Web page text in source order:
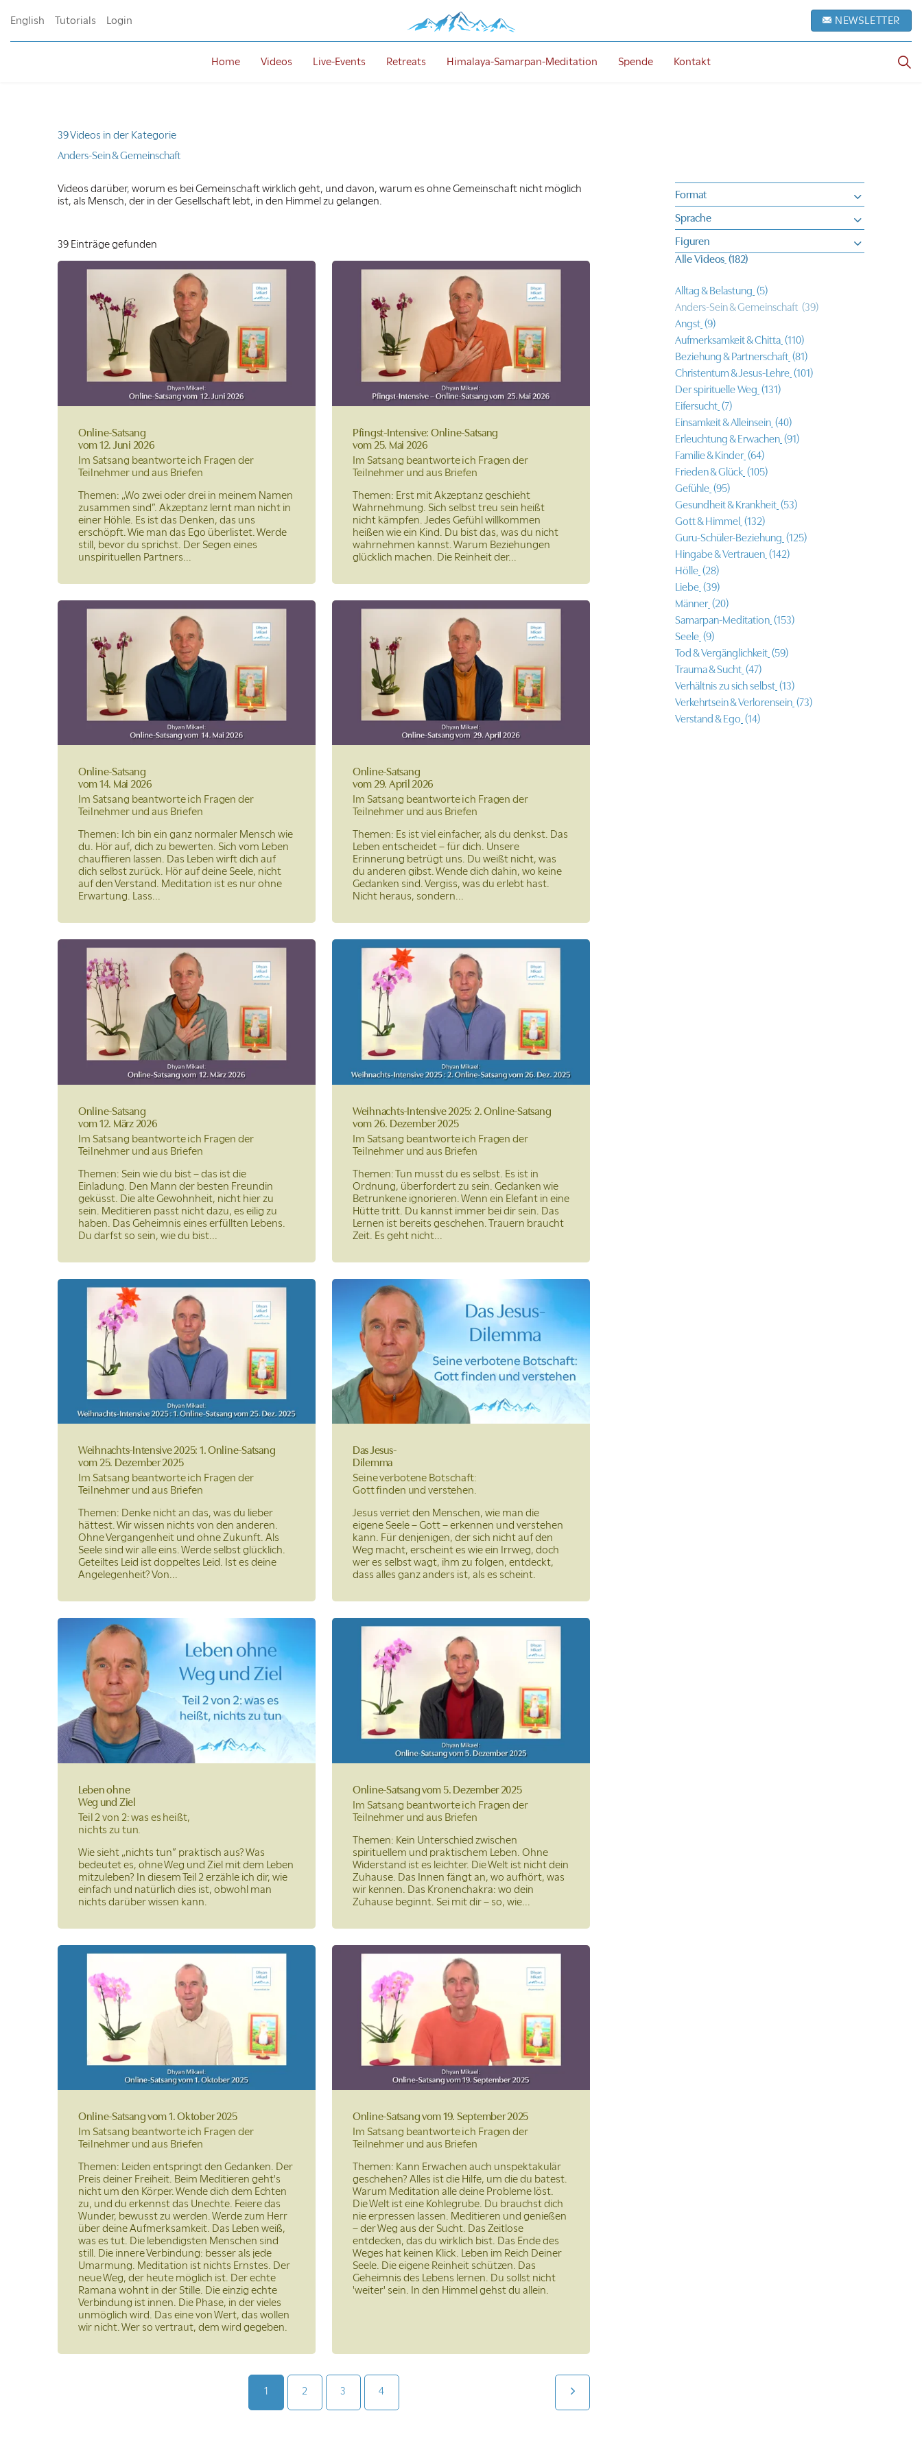
Home Videos Live-Events Retreats Himalaya-Samarpan-Meditation Spende Kontakt
English Tutorials Login NEWSLETTER
39 Videos in der Kategorie
Anders-Sein & Gemeinschaft
Videos darüber, worum es bei Gemeinschaft wirklich geht, und davon, warum es ohne Gemeinschaft nicht möglich
ist, als Mensch, der in der Gesellschaft lebt, in den Himmel zu gelangen.
39 Einträge gefunden
Online-Satsang
vom 12. Juni 2026
Im Satsang beantworte ich Fragen der
Teilnehmer und aus Briefen
Themen: „Wo zwei oder drei in meinem Namen
zusammen sind”. Akzeptanz lernt man nicht in
einer Höhle. Es ist das Denken, das uns
erschöpft. Wie man das Ego überlistet. Werde
still, bevor du sprichst. Der Segen eines
unspirituellen Partners...
Pfingst-Intensive: Online-Satsang
vom 25. Mai 2026
Im Satsang beantworte ich Fragen der
Teilnehmer und aus Briefen
Themen: Erst mit Akzeptanz geschieht
Wahrnehmung. Sich selbst treu sein heißt
nicht kämpfen. Jedes Gefühl willkommen
heißen wie ein Kind. Du bist das, was du nicht
wahrnehmen kannst. Warum Beziehungen
glücklich machen. Die Reinheit der...
Online-Satsang
vom 14. Mai 2026
Im Satsang beantworte ich Fragen der
Teilnehmer und aus Briefen
Themen: Ich bin ein ganz normaler Mensch wie
du. Hör auf, dich zu bewerten. Sich vom Leben
chauffieren lassen. Das Leben wirft dich auf
dich selbst zurück. Hör auf deine Seele, nicht
auf den Verstand. Meditation ist es nur ohne
Erwartung. Lass...
Online-Satsang
vom 29. April 2026
Im Satsang beantworte ich Fragen der
Teilnehmer und aus Briefen
Themen: Es ist viel einfacher, als du denkst. Das
Leben entscheidet – für dich. Unsere
Erinnerung betrügt uns. Du weißt nicht, was
du anderen gibst. Wende dich dahin, wo keine
Gedanken sind. Vergiss, was du erlebt hast.
Nicht heraus, sondern...
Online-Satsang
vom 12. März 2026
Im Satsang beantworte ich Fragen der
Teilnehmer und aus Briefen
Themen: Sein wie du bist – das ist die
Einladung. Den Mann der besten Freundin
geküsst. Die alte Gewohnheit, nicht hier zu
sein. Meditieren passt nicht dazu, es eilig zu
haben. Das Geheimnis eines erfüllten Lebens.
Du darfst so sein, wie du bist...
Weihnachts-Intensive 2025: 2. Online-Satsang
vom 26. Dezember 2025
Im Satsang beantworte ich Fragen der
Teilnehmer und aus Briefen
Themen: Tun musst du es selbst. Es ist in
Ordnung, überfordert zu sein. Gedanken wie
Betrunkene ignorieren. Wenn ein Elefant in eine
Hütte tritt. Du kannst immer bei dir sein. Das
Lernen ist bereits geschehen. Trauern braucht
Zeit. Es geht nicht...
Weihnachts-Intensive 2025: 1. Online-Satsang
vom 25. Dezember 2025
Im Satsang beantworte ich Fragen der
Teilnehmer und aus Briefen
Themen: Denke nicht an das, was du lieber
hättest. Wir wissen nichts von den anderen.
Ohne Vergangenheit und ohne Zukunft. Als
Seele sind wir alle eins. Werde selbst glücklich.
Geteiltes Leid ist doppeltes Leid. Ist es deine
Angelegenheit? Von...
Das Jesus-
Dilemma
Seine verbotene Botschaft:
Gott finden und verstehen.
Jesus verriet den Menschen, wie man die
eigene Seele – Gott – erkennen und verstehen
kann. Für denjenigen, der sich nicht auf den
Weg macht, erscheint es wie ein Irrweg, doch
wer es selbst wagt, ihm zu folgen, entdeckt,
dass alles ganz anders ist, als es scheint.
Leben ohne
Weg und Ziel
Teil 2 von 2: was es heißt,
nichts zu tun.
Wie sieht „nichts tun” praktisch aus? Was
bedeutet es, ohne Weg und Ziel mit dem Leben
mitzuleben? In diesem Teil 2 erzähle ich dir, wie
einfach und natürlich dies ist, obwohl man
nichts darüber wissen kann.
Online-Satsangvom 5. Dezember 2025
Im Satsang beantworte ich Fragen der
Teilnehmer und aus Briefen
Themen: Kein Unterschied zwischen
spirituellem und praktischem Leben. Ohne
Widerstand ist es leichter. Die Welt ist nicht dein
Zuhause. Das Innen fängt an, wo aufhört, was
wir kennen. Das Kronenchakra: wo dein
Zuhause beginnt. Sei mit dir – so, wie...
Online-Satsangvom 1. Oktober 2025
Im Satsang beantworte ich Fragen der
Teilnehmer und aus Briefen
Themen: Leiden entspringt den Gedanken. Der
Preis deiner Freiheit. Beim Meditieren geht's
nicht um den Körper. Wende dich dem Echten
zu, und du erkennst das Unechte. Feiere das
Wunder, bewusst zu werden. Werde zum Herr
über deine Aufmerksamkeit. Das Leben weiß,
was es tut. Die lebendigsten Menschen sind
still. Die innere Verbindung: besser als jede
Umarmung. Meditation ist nichts Ernstes. Der
neue Weg, der heute möglich ist. Der echte
Ramana wohnt in der Stille. Die einzig echte
Verbindung ist innen. Die Phase, in der vieles
unmöglich wird. Das eine von Wert, das wollen
wir nicht. Wer so vertraut, dem wird gegeben.
Online-Satsangvom 19. September 2025
Im Satsang beantworte ich Fragen der
Teilnehmer und aus Briefen
Themen: Kann Erwachen auch unspektakulär
geschehen? Alles ist die Hilfe, um die du batest.
Warum Meditation alle deine Probleme löst.
Die Welt ist eine Kohlegrube. Du brauchst dich
nie erpressen lassen. Meditieren und genießen
– der Weg aus der Sucht. Das Zeitlose
entdecken, das du wirklich bist. Das Ende des
Weges hat keinen Klick. Leben im Reich Deiner
Seele. Die eigene Reinheit schützen. Das
Geheimnis des Lebens lernen. Du sollst nicht
'weiter' sein. In den Himmel gehst du allein.
1 2 3 4
Format
Sprache
Figuren
Alle Videos (182)
Alltag & Belastung (5)
Anders-Sein & Gemeinschaft (39)
Angst (9)
Aufmerksamkeit & Chitta (110)
Beziehung & Partnerschaft (81)
Christentum & Jesus-Lehre (101)
Der spirituelle Weg (131)
Eifersucht (7)
Einsamkeit & Alleinsein (40)
Erleuchtung & Erwachen (91)
Familie & Kinder (64)
Frieden & Glück (105)
Gefühle (95)
Gesundheit & Krankheit (53)
Gott & Himmel (132)
Guru-Schüler-Beziehung (125)
Hingabe & Vertrauen (142)
Hölle (28)
Liebe (39)
Männer (20)
Samarpan-Meditation (153)
Seele (9)
Tod & Vergänglichkeit (59)
Trauma & Sucht (47)
Verhältnis zu sich selbst (13)
Verkehrtsein & Verlorensein (73)
Verstand & Ego (14)